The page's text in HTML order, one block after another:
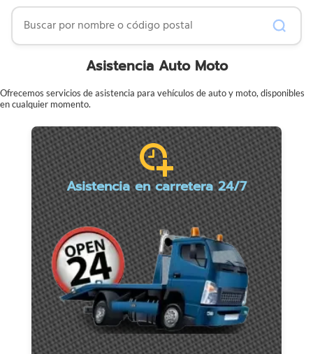
Buscar por nombre o código postal
Asistencia Auto Moto
Ofrecemos servicios de asistencia para vehículos de auto y moto, disponibles
en cualquier momento.
Asistencia en carretera 24/7